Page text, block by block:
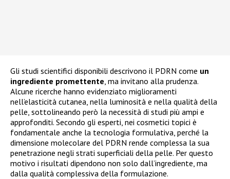
Gli studi scientifici disponibili descrivono il PDRN come un
ingrediente promettente , ma invitano alla prudenza.
Alcune ricerche hanno evidenziato miglioramenti
nell’elasticità cutanea, nella luminosità e nella qualità della
pelle, sottolineando però la necessità di studi più ampi e
approfonditi. Secondo gli esperti, nei cosmetici topici è
fondamentale anche la tecnologia formulativa, perché la
dimensione molecolare del PDRN rende complessa la sua
penetrazione negli strati superficiali della pelle. Per questo
motivo i risultati dipendono non solo dall’ingrediente, ma
dalla qualità complessiva della formulazione.